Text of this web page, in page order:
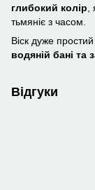
глибокий колір
тьмяніє з часом.
Віск дуже
водяній бані
Відгуки